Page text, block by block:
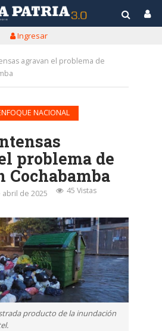
Ingresar
agravan el problema de
NACIONAL
problema de
Cochabamba
abril de 2025 45 Vistas
producto de la inundación